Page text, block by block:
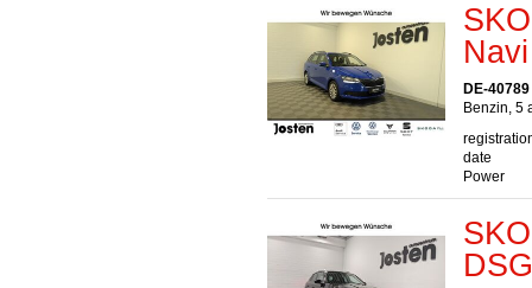
DE-
Benzin, 5
date
Power